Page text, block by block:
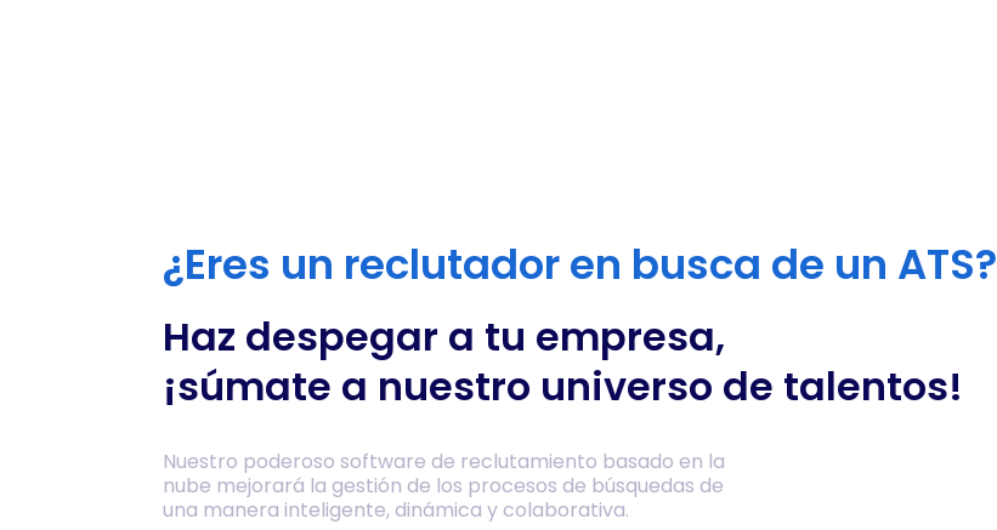
¿Eres un reclutador en busca de un ATS?
Haz despegar a tu empresa,
¡súmate a nuestro universo de talentos!
Nuestro poderoso software de reclutamiento basado en la
nube mejorará la gestión de los procesos de búsquedas de
una manera inteligente, dinámica y colaborativa.